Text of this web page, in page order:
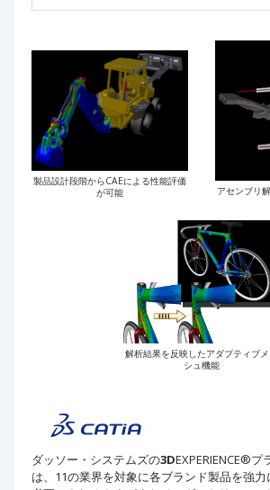
製品設計段階からCAEによる性能評価
が可能
アセンブリ
解析結果を反映したアダプティブ
シュ機能
ダッソー・システムズの3DEXPERIENCE®
は、11の業界を対象に各ブランド製品を強